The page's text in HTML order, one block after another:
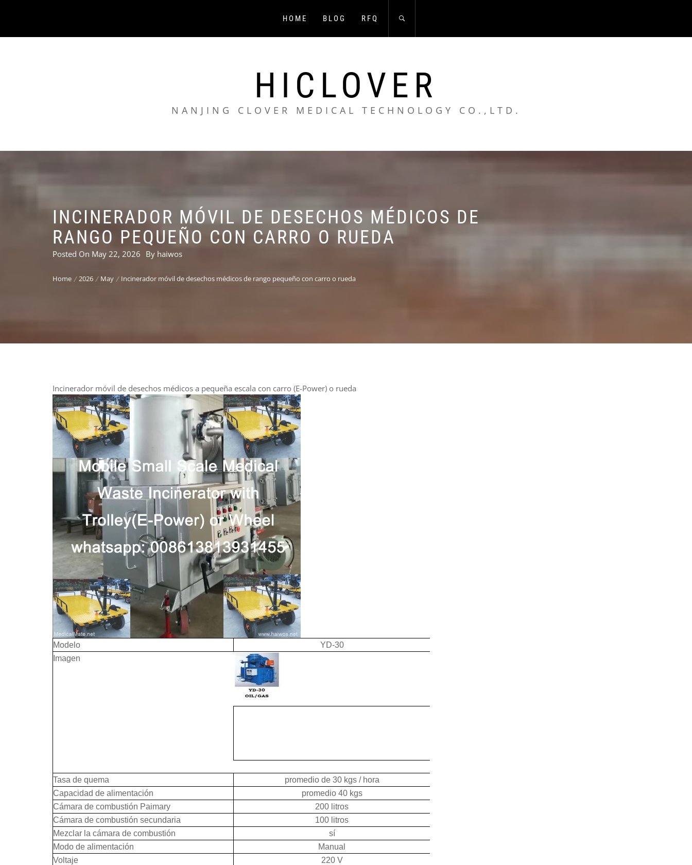
HOME BLOG RFQ
HICLOVER
NANJING CLOVER MEDICAL TECHNOLOGY CO.,LTD.
INCINERADOR MÓVIL DE DESECHOS MÉDICOS DE
RANGO PEQUEÑO CON CARRO O RUEDA
Posted On May 22, 2026 By haiwos
Home 2026 May Incinerador móvil de desechos médicos de rango pequeño con carro o rueda
Incinerador móvil de desechos médicos a pequeña escala con carro (E-Power) o rueda
Modelo
YD-30
Imagen
Tasa de quema
promedio de 30 kgs / hora
Capacidad de alimentación
promedio 40 kgs
Cámara de combustión Paimary
200 litros
Cámara de combustión secundaria
100 litros
Mezclar la cámara de combustión
sí
Modo de alimentación
Manual
Voltaje
220 V